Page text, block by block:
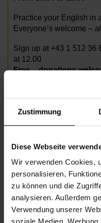
Zustimmung
Diese Webseite
Wir verwenden Cookies,
personalisieren,
zu können und die
analysieren. Außerdem
Verwendung unserer
Practice your English in
Everyone’s welcome –
Sign up at +43 1 512 36
at 12.00
Free – donations
Foto: AdobeStock/
Informationen zur
Beginn